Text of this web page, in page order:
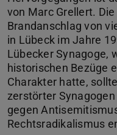
von Marc Grellert.
Brandanschlag von
in Lübeck im Jahre
Lübecker Synagoge,
historischen Bezüge
Charakter hatte,
zerstörter
gegen
Rechtsradikalismus